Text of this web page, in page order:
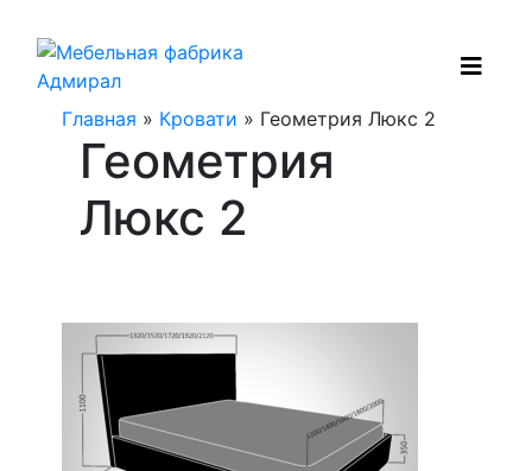
Главная » Кровати » Геометрия Люкс 2
Геометрия
Люкс 2